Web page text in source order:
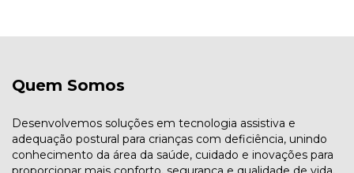
Quem Somos
Desenvolvemos soluções em tecnologia assistiva e
adequação postural para crianças com deficiência, unindo
conhecimento da área da saúde, cuidado e inovações para